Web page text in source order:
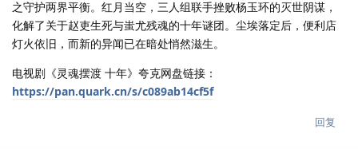
之守护两界平衡。红月当空，三人组联手挫败杨玉环的灭世阴谋，
化解了关于赵吏生死与蚩尤残魂的十年谜团。尘埃落定后，便利店
灯火依旧，而新的异闻已在暗处悄然滋生。
电视剧《灵魂摆渡 十年》夸克网盘链接：
https://pan.quark.cn/s/c089ab14cf5f
回复